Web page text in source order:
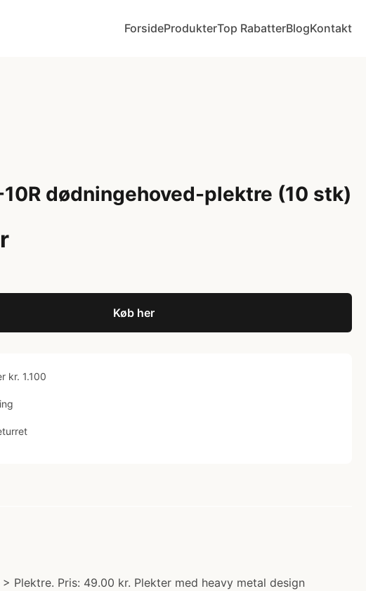
ForsideProdukterTop RabatterBlogKontakt
dødningehoved-plektre (10 stk)
Køb her
kr. 1.100
Plektre. Pris: 49.00 kr. Plekter med heavy metal design